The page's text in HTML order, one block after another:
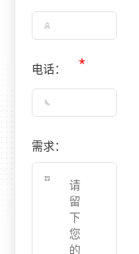
电话：
需求：